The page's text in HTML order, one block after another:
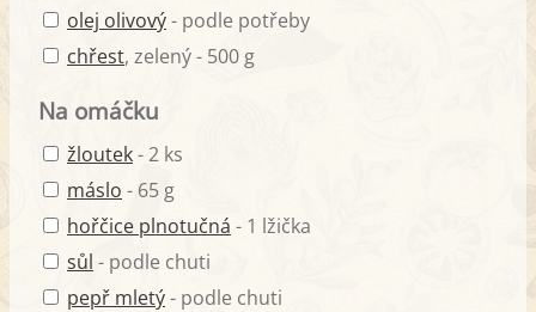
olej olivový- podle potřeby
chřest, zelený - 500 g
Na omáčku
žloutek- 2 ks
máslo - 65 g
hořčice plnotučná - 1 lžička
sůl - podle chuti
pepř mletý- podle chuti